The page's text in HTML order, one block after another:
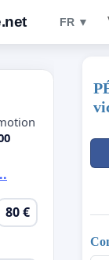
FR ▼
80 €